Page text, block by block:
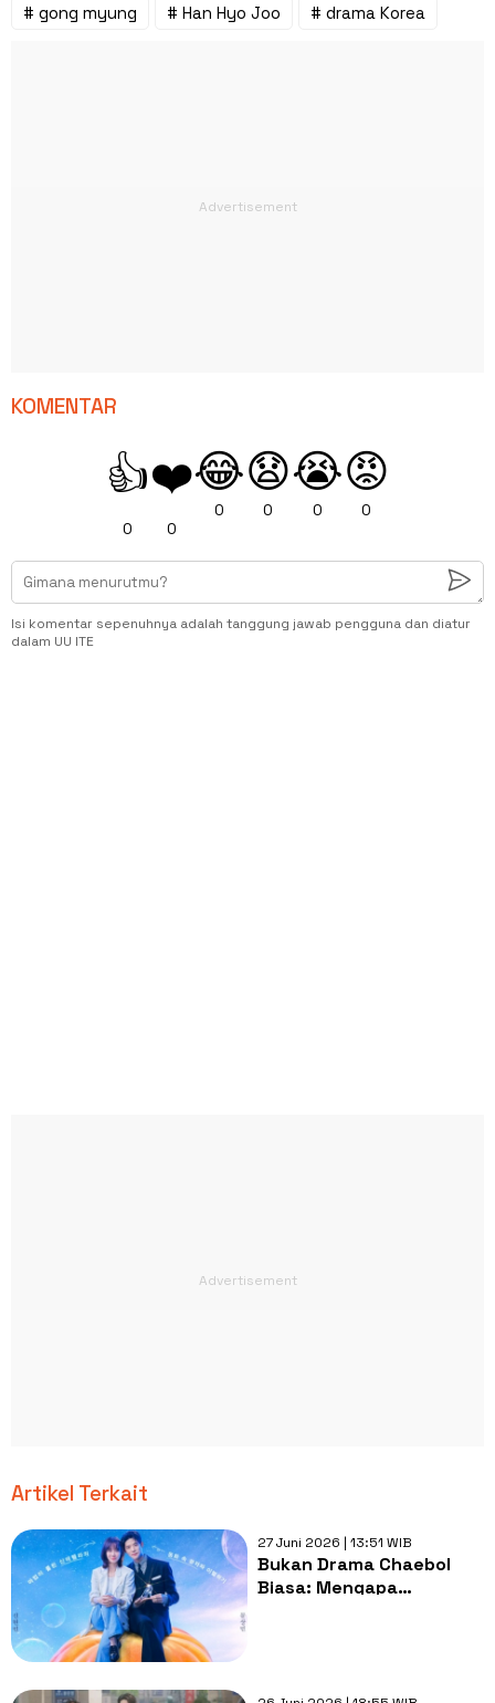
# gong myung # Han Hyo Joo # drama Korea
KOMENTAR
👍
0
❤️
0
😂
0
😧
0
😭
0
😡
0
Isi komentar sepenuhnya adalah tanggung jawab pengguna dan diatur
dalam UU ITE
Artikel Terkait
27 Juni 2026 | 13:51 WIB
Bukan Drama Chaebol
Biasa: Mengapa